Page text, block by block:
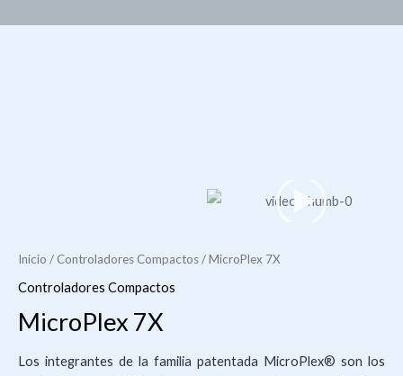
Inicio / Controladores Compactos/ MicroPlex 7X
Controladores Compactos
MicroPlex 7X
Los integrantes de la familia patentada MicroPlex® son los